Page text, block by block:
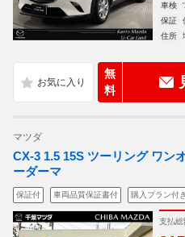
車検
保証
住所
無
料
マツダ
CX-3 1.5 15S ツーリング ワン
ーダーマ
保証付 車両品質保証書付 購入プラン付き
支払総